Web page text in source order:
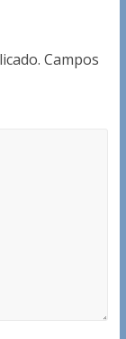
Campos